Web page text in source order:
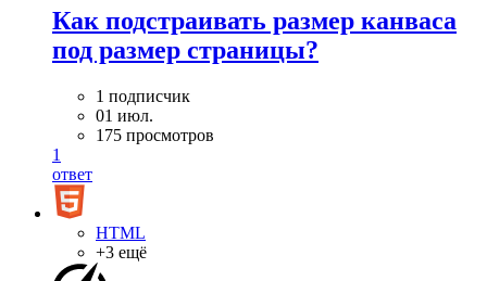
Как подстраивать размер канваса
под размер страницы?
1 подписчик
01 июл.
175 просмотров
1
ответ
HTML
+3 ещё